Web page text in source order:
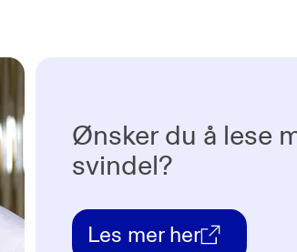
Ønsker du å lese
svindel?
Les mer her